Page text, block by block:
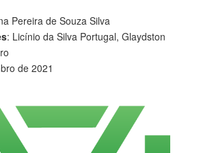
Pereira de Souza Silva
: Licínio da Silva Portugal, Glaydston
de 2021